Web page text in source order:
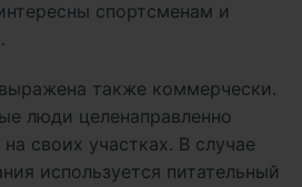
спортсменам и
также коммерчески.
люди целенаправленно
своих участках. В случае
используется питательный